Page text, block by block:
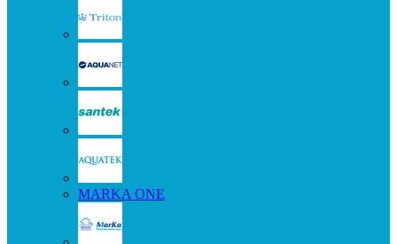
MARKA ONE